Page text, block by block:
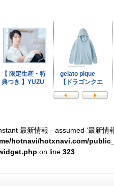
最新情報 - assumed '最新情
hotnavi/hotxnavi.com/
on line 323